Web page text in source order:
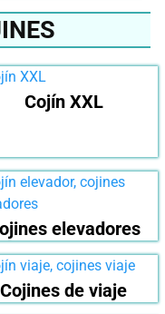
Cojín XXL
elevadores
Cojines de viaje